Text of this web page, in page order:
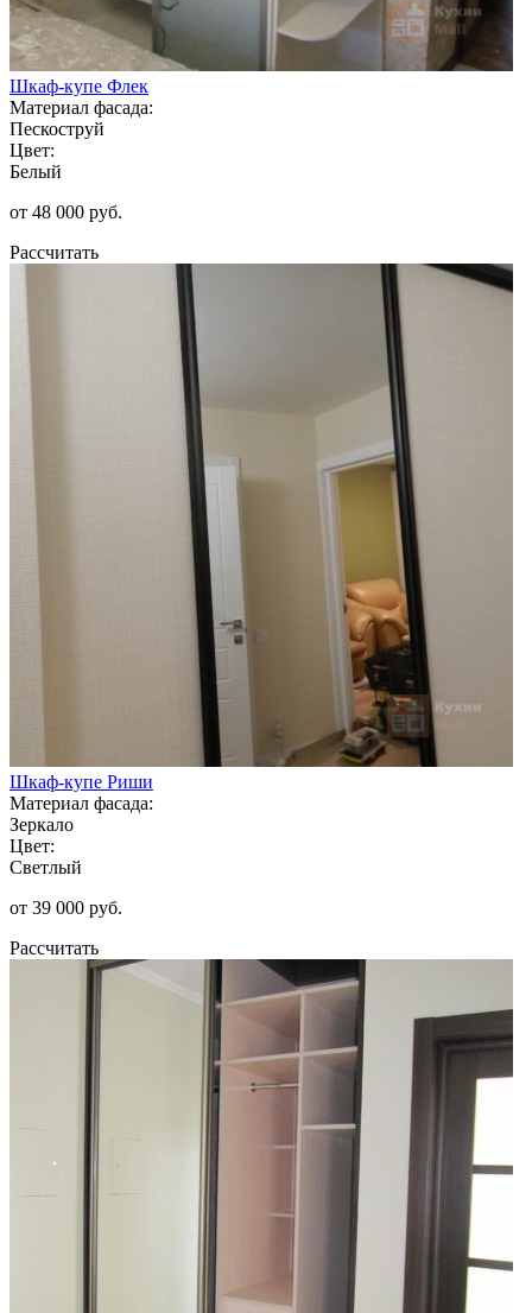
Шкаф-купе Флек
Материал фасада:
Пескоструй
Цвет:
Белый
от 48 000 руб.
Рассчитать
Шкаф-купе Риши
Материал фасада:
Зеркало
Цвет:
Светлый
от 39 000 руб.
Рассчитать